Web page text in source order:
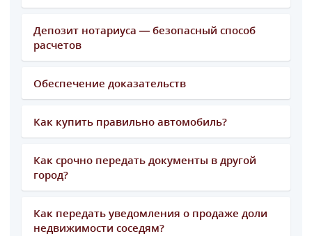
Депозит нотариуса — безопасный способ
расчетов
Обеспечение доказательств
Как купить правильно автомобиль?
Как срочно передать документы в другой
город?
Как передать уведомления о продаже доли
недвижимости соседям?